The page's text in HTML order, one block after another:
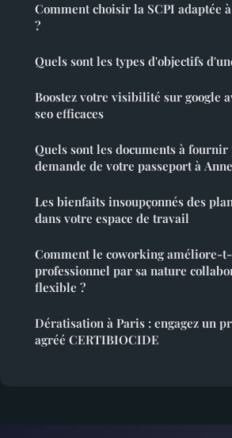
Comment choisir la SCPI adaptée
?
Quels sont les types d'objectifs
Boostez votre visibilité sur google
seo efficaces
Quels sont les documents à
demande de votre passeport à
Les bienfaits insoupçonnés des
dans votre espace de travail
Comment le coworking améliore-
professionnel par sa nature
flexible ?
Dératisation à Paris : engagez un
agréé CERTIBIOCIDE